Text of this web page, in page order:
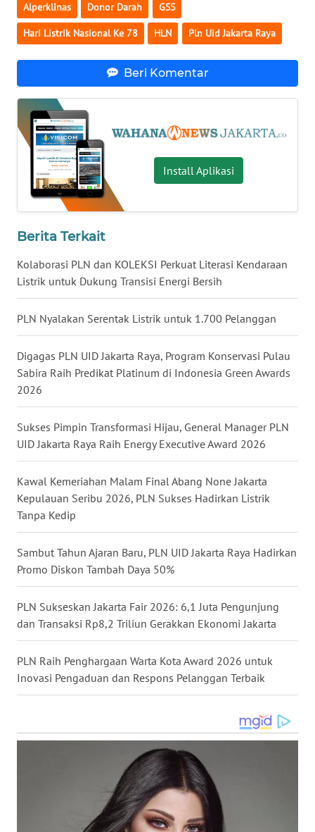
Alperklinas Donor Darah GSS
Hari Listrik Nasional Ke 78 HLN Pln Uid Jakarta Raya
Beri Komentar
Install Aplikasi
Berita Terkait
Kolaborasi PLN dan KOLEKSI Perkuat Literasi Kendaraan
Listrik untuk Dukung Transisi Energi Bersih
PLN Nyalakan Serentak Listrik untuk 1.700 Pelanggan
Digagas PLN UID Jakarta Raya, Program Konservasi Pulau
Sabira Raih Predikat Platinum di Indonesia Green Awards
2026
Sukses Pimpin Transformasi Hijau, General Manager PLN
UID Jakarta Raya Raih Energy Executive Award 2026
Kawal Kemeriahan Malam Final Abang None Jakarta
Kepulauan Seribu 2026, PLN Sukses Hadirkan Listrik
Tanpa Kedip
Sambut Tahun Ajaran Baru, PLN UID Jakarta Raya Hadirkan
Promo Diskon Tambah Daya 50%
PLN Sukseskan Jakarta Fair 2026: 6,1 Juta Pengunjung
dan Transaksi Rp8,2 Triliun Gerakkan Ekonomi Jakarta
PLN Raih Penghargaan Warta Kota Award 2026 untuk
Inovasi Pengaduan dan Respons Pelanggan Terbaik
WN
NUSANTARA
JOGJA
WN
JATIM
WN
BALI
WN
KALTARA
WN
KALSEL
WN
KALTIM
WN
SULSEL
WN
GORONTALO
WN
SULUT
WN